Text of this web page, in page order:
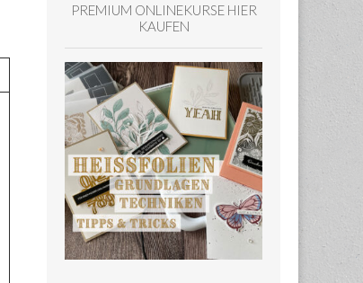
PREMIUM ONLINEKURSE HIER
KAUFEN